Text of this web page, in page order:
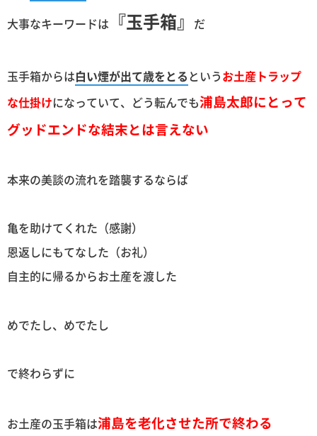
大事なキーワードは 『玉手箱』 だ
玉手箱からは白い煙が出て歳をとるというお土産トラップ
な仕掛けになっていて、どう転んでも浦島太郎にとって
グッドエンドな結末とは言えない
本来の美談の流れを踏襲するならば
亀を助けてくれた（感謝）
恩返しにもてなした（お礼）
自主的に帰るからお土産を渡した
めでたし、めでたし
で終わらずに
お土産の玉手箱は浦島を老化させた所で終わる